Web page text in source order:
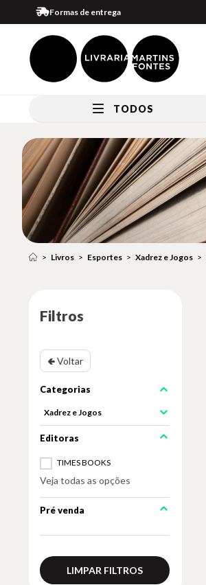
Formas de entrega
TODOS
Livros Esportes Xadrez e Jogos
Filtros
🢀 Voltar
Xadrez e Jogos
TIMES BOOKS
Veja todas as opções
Pré venda
LIMPAR FILTROS